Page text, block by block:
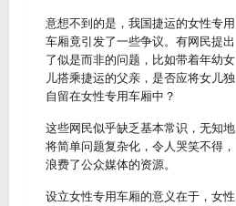
意想不到的是，我国捷运的女性专用
车厢竟引发了一些争议。有网民提出
了似是而非的问题，比如带着年幼女
儿搭乘捷运的父亲，是否应将女儿独
自留在女性专用车厢中？
这些网民似乎缺乏基本常识，无知地
将简单问题复杂化，令人哭笑不得，
浪费了公众媒体的资源。
设立女性专用车厢的意义在于，女性